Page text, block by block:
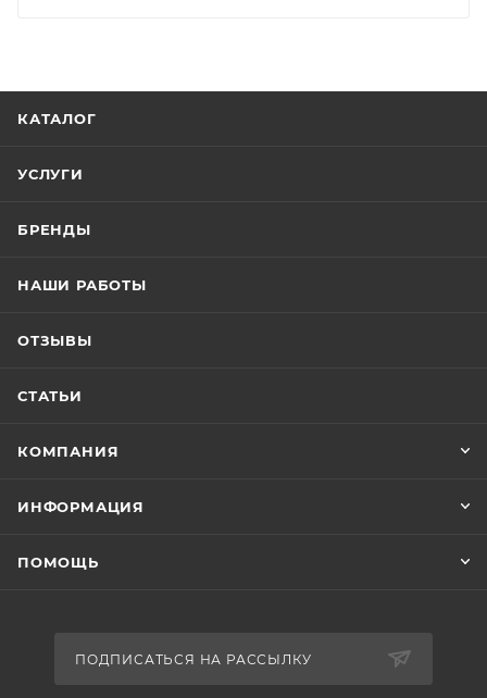
КАТАЛОГ
УСЛУГИ
БРЕНДЫ
НАШИ РАБОТЫ
ОТЗЫВЫ
СТАТЬИ
КОМПАНИЯ
ИНФОРМАЦИЯ
ПОМОЩЬ
ПОДПИСАТЬСЯ НА РАССЫЛКУ